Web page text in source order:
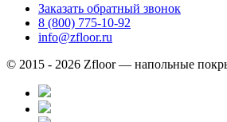
Заказать обратный звонок
8 (800) 775-10-92
info@zfloor.ru
© 2015 - 2026 Zfloor — напольные